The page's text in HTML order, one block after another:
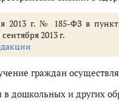
г. № 185-ФЗ в пункт
сентября 2013 г.
граждан
дошкольных и других